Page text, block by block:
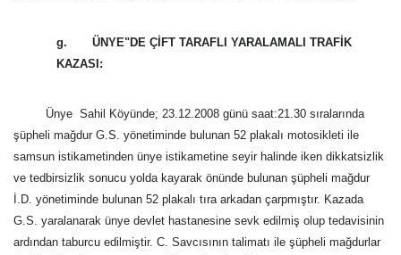
g. ÜNYE"DE ÇİFT TARAFLI YARALAMALI TRAFİK
KAZASI:
Ünye  Sahil Köyünde; 23.12.2008 günü saat:21.30 sıralarında
şüpheli mağdur G.S. yönetiminde bulunan 52 plakalı motosikleti ile
samsun istikametinden ünye istikametine seyir halinde iken dikkatsizlik
ve tedbirsizlik sonucu yolda kayarak önünde bulunan şüpheli mağdur
İ.D. yönetiminde bulunan 52 plakalı tıra arkadan çarpmıştır. Kazada
G.S. yaralanarak ünye devlet hastanesine sevk edilmiş olup tedavisinin
ardından taburcu edilmiştir. C. Savcısının talimatı ile şüpheli mağdurlar